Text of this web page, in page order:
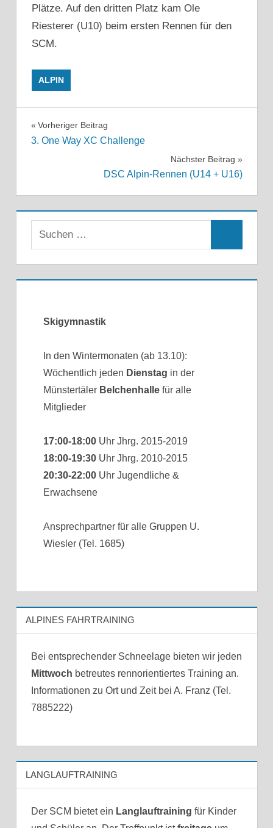
Plätze. Auf den dritten Platz kam Ole
Riesterer (U10) beim ersten Rennen für den
SCM.
ALPIN
Beitragsnavigation
Vorheriger Beitrag
3. One Way XC Challenge
Nächster Beitrag
DSC Alpin-Rennen (U14 + U16)
Skigymnastik
In den Wintermonaten (ab 13.10):
Wöchentlich jeden Dienstag in der
Münstertäler Belchenhallefür alle
Mitglieder
17:00-18:00Uhr Jhrg. 2015-2019
18:00-19:30Uhr Jhrg. 2010-2015
20:30-22:00Uhr Jugendliche &
Erwachsene
Ansprechpartner für alle Gruppen U.
Wiesler (Tel. 1685)
ALPINES FAHRTRAINING
Bei entsprechender Schneelage bieten wir jeden
Mittwoch betreutes rennorientiertes Training an.
Informationen zu Ort und Zeit bei A. Franz (Tel.
7885222)
LANGLAUFTRAINING
Der SCM bietet ein Langlauftraining für Kinder